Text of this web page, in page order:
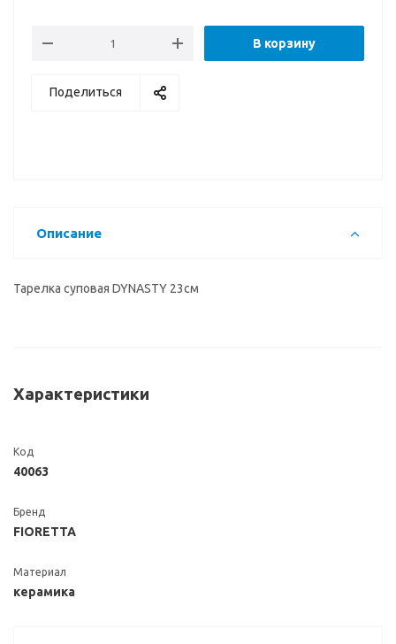
В корзину
Поделиться
Описание
Тарелка суповая DYNASTY 23см
Характеристики
Код
40063
Бренд
FIORETTA
Материал
керамика